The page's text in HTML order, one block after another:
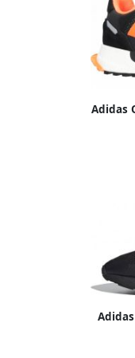
Adidas
Core